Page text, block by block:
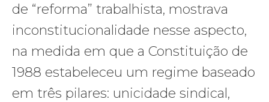
de “reforma” trabalhista, mostrava
inconstitucionalidade nesse aspecto,
na medida em que a Constituição de
1988 estabeleceu um regime baseado
em três pilares: unicidade sindical,